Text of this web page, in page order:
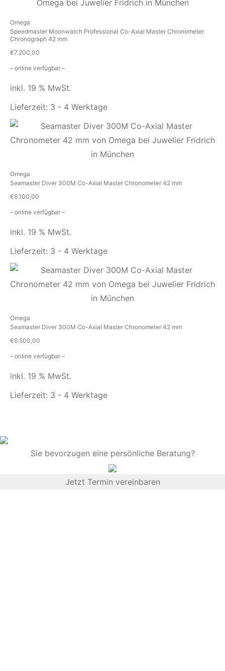
Omega
Speedmaster Moonwatch Professional Co-Axial Master Chronometer
Chronograph 42 mm
€7.200,00
– online verfügbar –
inkl. 19 % MwSt.
Lieferzeit: 3 - 4 Werktage
Omega
Seamaster Diver 300M Co-Axial Master Chronometer 42 mm
€6.100,00
– online verfügbar –
inkl. 19 % MwSt.
Lieferzeit: 3 - 4 Werktage
Omega
Seamaster Diver 300M Co-Axial Master Chronometer 42 mm
€6.500,00
– online verfügbar –
inkl. 19 % MwSt.
Lieferzeit: 3 - 4 Werktage
Sie bevorzugen eine persönliche Beratung?
Jetzt Termin vereinbaren